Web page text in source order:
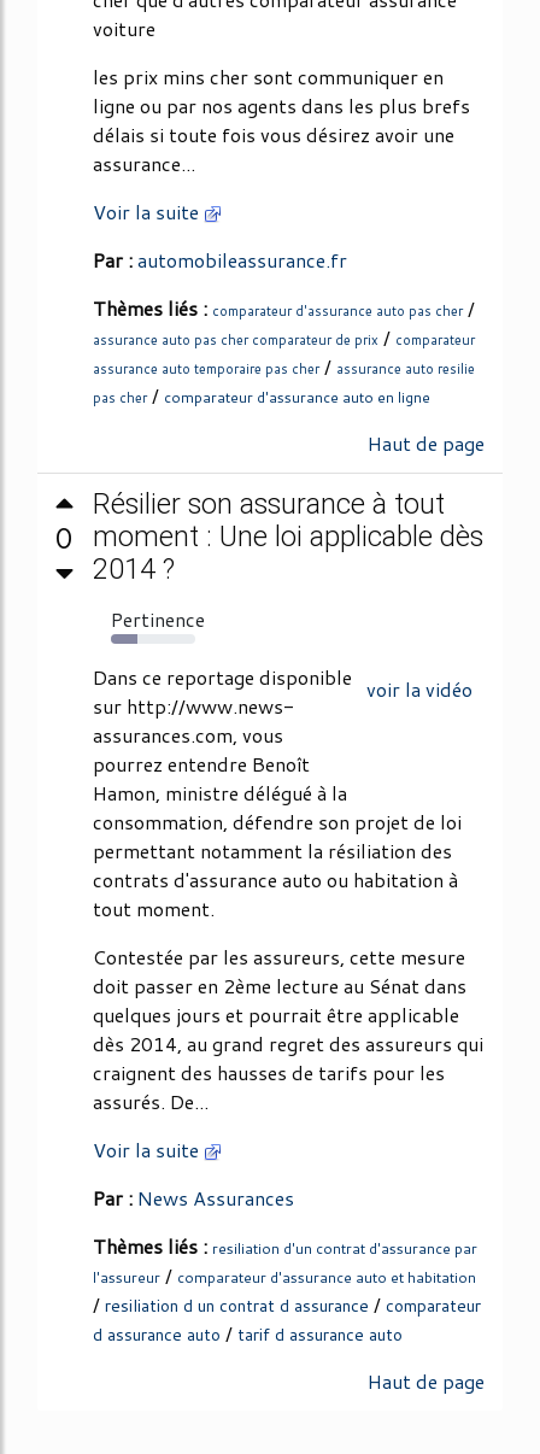
voiture
les prix mins cher sont communiquer en
ligne ou par nos agents dans les plus brefs
délais si toute fois vous désirez avoir une
assurance...
Voir la suite
Par :automobileassurance.fr
Thèmes liés : comparateur d'assurance auto pas cher/
assurance auto pas cher comparateur de prix / comparateur
assurance auto temporaire pas cher/ assurance auto resilie
pas cher/ comparateur d'assurance auto en ligne
Haut de page
0
Résilier son assurance à tout
moment : Une loi applicable dès
2014 ?
Pertinence
31%
voir la vidéo
Dans ce reportage disponible
sur http://www.news-
assurances.com, vous
pourrez entendre Benoît
Hamon, ministre délégué à la
consommation, défendre son projet de loi
permettant notamment la résiliation des
contrats d'assurance auto ou habitation à
tout moment.
Contestée par les assureurs, cette mesure
doit passer en 2ème lecture au Sénat dans
quelques jours et pourrait être applicable
dès 2014, au grand regret des assureurs qui
craignent des hausses de tarifs pour les
assurés. De...
Voir la suite
Par : News Assurances
Thèmes liés : resiliation d'un contrat d'assurance par
l'assureur / comparateur d'assurance auto et habitation
/ resiliation d un contrat d assurance / comparateur
d assurance auto / tarif d assurance auto
Haut de page